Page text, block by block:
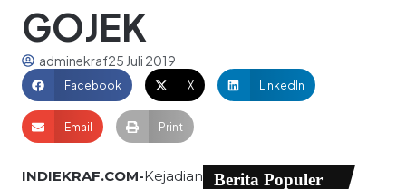
GOJEK
adminekraf25 Juli 2019
Facebook X LinkedIn
Email Print
INDIEKRAF.COM-Kejadian
Berita Populer